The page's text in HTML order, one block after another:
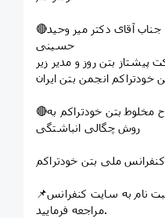
🔴سخنران کارگاه تخصصی: جناب آقای دکتر میر وحید
حسینی
بتن روز و مدیر زیر
خودتراکم انجمن بتن ایران
🔴موضوع سخنرانی: طراحی طرح مخلوط بتن خودتراکم به
روش چگالی انباشتگی
ملی بتن خودتراکم
📌جهت کسب اطلاعات بیشتر و ثبت نام به سایت کنفرانس
مراجعه فرمایید.